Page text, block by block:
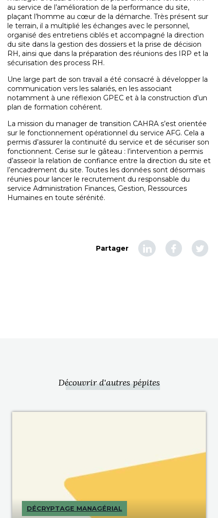
au service de l’amélioration de la performance du site,
plaçant l’homme au cœur de la démarche. Très présent sur
le terrain, il a multiplié les échanges avec le personnel,
organisé des entretiens ciblés et accompagné la direction
du site dans la gestion des dossiers et la prise de décision
RH, ainsi que dans la préparation des réunions des IRP et la
sécurisation des process RH.
Une large part de son travail a été consacré à développer la
communication vers les salariés, en les associant
notamment à une réflexion GPEC et à la construction d’un
plan de formation cohérent.
La mission du manager de transition CAHRA s’est orientée
sur le fonctionnement opérationnel du service AFG. Cela a
permis d’assurer la continuité du service et de sécuriser son
fonctionnent. Cerise sur le gâteau : l’intervention a permis
d’asseoir la relation de confiance entre la direction du site et
l’encadrement du site. Toutes les données sont désormais
réunies pour lancer le recrutement du responsable du
service Administration Finances, Gestion, Ressources
Humaines en toute sérénité.
Partager
Découvrir d'autres pépites
DÉCRYPTAGE MANAGÉRIAL